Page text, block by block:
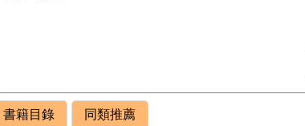
書籍目錄 同類推薦